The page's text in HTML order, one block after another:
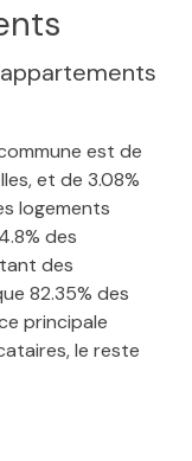
est de
et de 3.08%
logements
des
des
82.35% des
principale
le reste